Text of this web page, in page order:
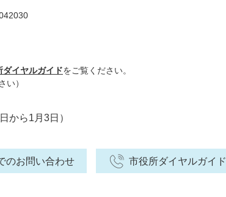
ダイヤルガイドをご覧ください。
い）
から1月3日）
のお問い合わせ 市役所ダイヤルガイド